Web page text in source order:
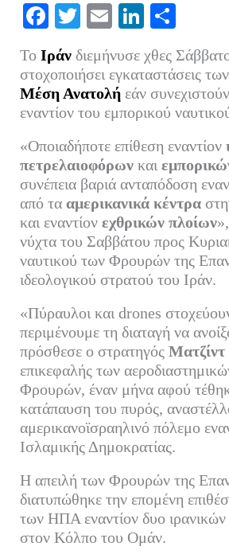
Fa
ce
bo
ok
T
tte
r
E
ail
Li
ed
In
ρ
α
στ
εί
τε
Το Ιράνδιεμήνυσε χθες
στοχοποιήσει εγκαταστάσεις των
Μέση Ανατολήεάν συνεχιστούν
εναντίον του εμπορικού
«Οποιαδήποτε επίθεση εναντίον
πετρελαιοφόρων και
συνέπεια βαριά ανταπόδοση
από τα αμερικανικά κέντρα
και εναντίον εχθρικών πλοίων
νύχτα του Σαββάτου προς
ναυτικού των Φρουρών της
ιδεολογικού στρατού του Ιράν.
«Πύραυλοι και drones
περιμένουμε τη διαταγή να
πρόσθεσε ο στρατηγός
επικεφαλής των
Φρουρών, έναν μήνα αφού
κατάπαυση του πυρός,
αμερικανοϊσραηλινό πόλεμο
Ισλαμικής Δημοκρατίας.
Η απειλή των Φρουρών της
διατυπώθηκε την επομένη
των ΗΠΑ εναντίον δυο ιρανικών
στον Κόλπο του Ομάν.